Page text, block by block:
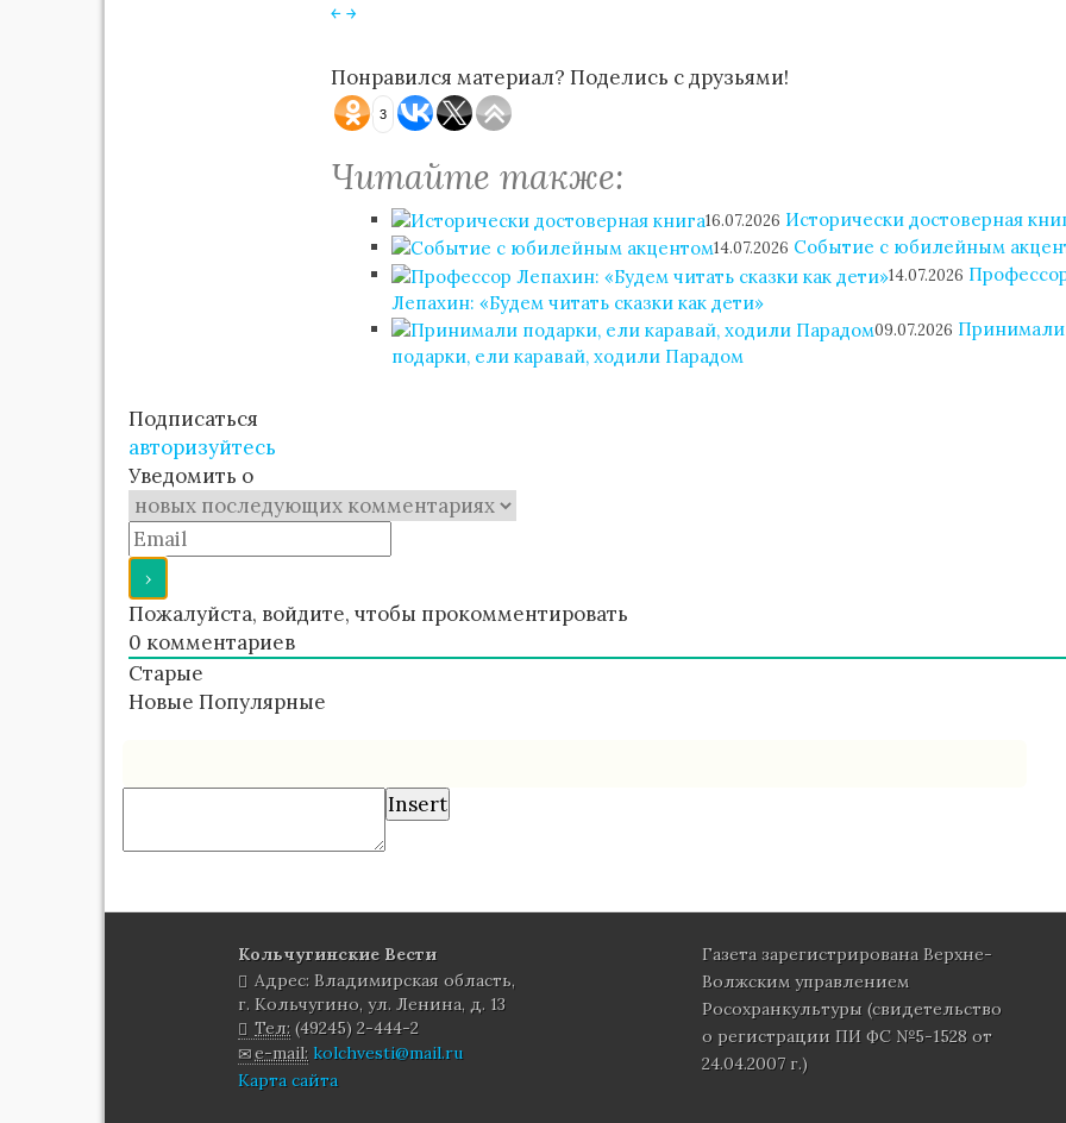
￩￫
Понравился материал? Поделись с друзьями!
3
Читайте также:
16.07.2026 Исторически достоверная
14.07.2026 Событие с юбилейным
14.07.2026
Лепахин: «Будем читать сказки как дети»
09.07.2026 Принимали
подарки, ели каравай, ходили Парадом
Подписаться
авторизуйтесь
Уведомить о
Пожалуйста, войдите, чтобы прокомментировать
0 комментариев
Старые
Новые Популярные
Insert
Кольчугинские Вести
Адрес: Владимирская область,
г. Кольчугино, ул. Ленина, д. 13
Тел: (49245) 2-444-2
e-mail: kolchvesti@mail.ru
Карта сайта
Газета зарегистрирована Верхне-
Волжским управлением
Росохранкультуры (свидетельство
о регистрации ПИ ФС №5-1528 от
24.04.2007 г.)